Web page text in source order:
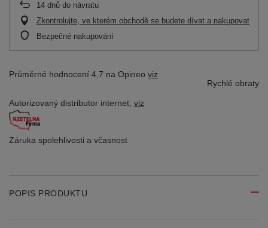
14 dnů do návratu
Zkontrolujte, ve kterém obchodě se budete dívat a nakupovat
Bezpečné nakupování
Průměrné hodnocení 4,7 na Opineo viz
Rychlé obraty
Autorizovaný distributor internet, viz
Záruka spolehlivosti a včasnost
POPIS PRODUKTU